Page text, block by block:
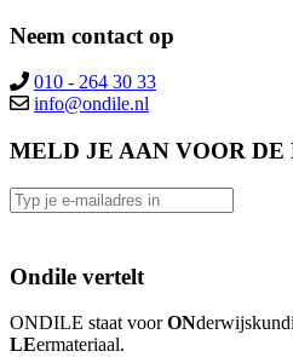
Neem contact op
010 - 264 30 33
MELD JE AAN VOOR DE
Ondile vertelt
ONDILE staat voorON
LEermateriaal.